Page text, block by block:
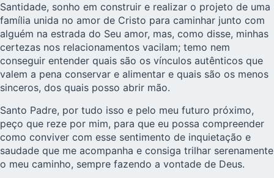
Santidade, sonho em construir e realizar o projeto de uma
família unida no amor de Cristo para caminhar junto com
alguém na estrada do Seu amor, mas, como disse, minhas
certezas nos relacionamentos vacilam; temo nem
conseguir entender quais são os vínculos autênticos que
valem a pena conservar e alimentar e quais são os menos
sinceros, dos quais posso abrir mão.
Santo Padre, por tudo isso e pelo meu futuro próximo,
peço que reze por mim, para que eu possa compreender
como conviver com esse sentimento de inquietação e
saudade que me acompanha e consiga trilhar serenamente
o meu caminho, sempre fazendo a vontade de Deus.